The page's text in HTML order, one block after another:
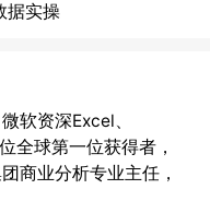
据实操
软资深Excel、
全球第一位获得者，
商业分析专业主任，